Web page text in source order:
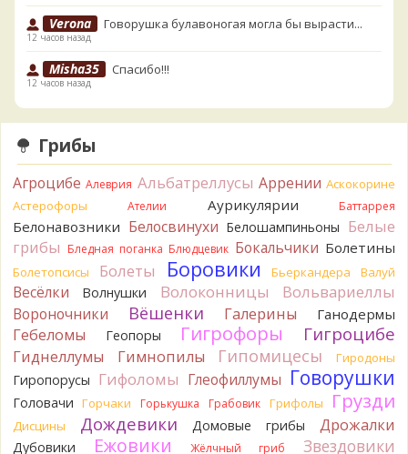
Verona Говорушка булавоногая могла бы вырасти...
12 часов назад
Misha35 Спасибо!!!
12 часов назад
точно нет! P.S. Вячеслав, мы ждём ваших подтверждений
насчёт того, что на разных фото не один и тот же гриб. Они
хорошо было бы упорядочить это с вашим участием.
Разные грибы нужно разнести по разным вопросам!
BorisM Однозначно польский!
BorisM
Николай, дайте уточнение насчёт изменения
цвета гриба на срезе. Без этой информации до конца
сложно выбрать между жёлтым и собачьим груздями!
BorisM Очевидный подберезовик!
19 часов назад
Verona Рядовка скученная.
2 дня назад
Грибы
Агроцибе Алеврия Альбатреллусы Аррении Аскокорине
Астерофоры
Ателии Аурикулярии Баттаррея
Белонавозники Белосвинухи Белошампиньоны Белые
грибы Бледная поганка Блюдцевик Бокальчики Болетины
Болетопсисы Болеты Боровики Бьеркандера Валуй
Весёлки Волнушки Волоконницы Вольвариеллы
Вороночники Вёшенки Галерины Ганодермы
Гебеломы Геопоры Гигрофоры Гигроцибе
Гиднеллумы Гимнопилы Гипомицесы Гиродоны
Гиропорусы Гифоломы Глеофиллумы Говорушки
Головачи Горчаки Горькушка Грабовик Грифолы Грузди
Дисцины Дождевики Домовые грибы Дрожалки
Дубовики Ежовики Жёлчный гриб Звездовики